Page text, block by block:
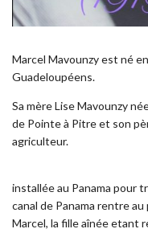
Marcel Mavounzy est né
Guadeloupéens.
Sa mère Lise Mavounzy
de Pointe à Pitre et son
agriculteur.
installée au Panama pour
canal de Panama rentre
Marcel, la fille aînée etant